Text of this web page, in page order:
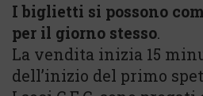
I biglietti si possono
per il giorno stesso.
La vendita inizia 15
dell’inizio del primo